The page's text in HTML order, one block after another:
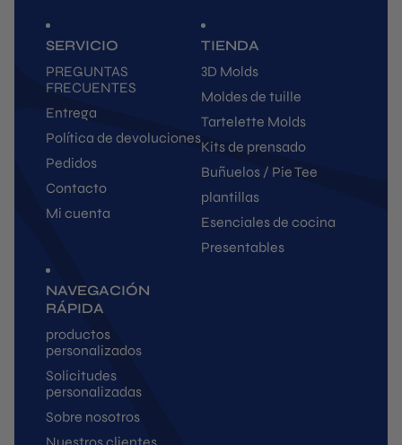
SERVICIO
PREGUNTAS
FRECUENTES
Entrega
Política de devoluciones
Pedidos
Contacto
Mi cuenta
TIENDA
3D Molds
Moldes de tuille
Tartelette Molds
Kits de prensado
Buñuelos / Pie Tee
plantillas
Esenciales de cocina
Presentables
NAVEGACIÓN
RÁPIDA
productos
personalizados
Solicitudes
personalizadas
Sobre nosotros